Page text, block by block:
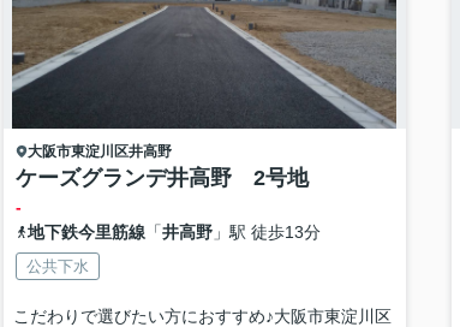
大阪市東淀川区井高野
ケーズグランデ井高野 2号地
-
地下鉄今里筋線「井高野」駅 徒歩13分
公共下水
こだわりで選びたい方におすすめ♪大阪市東淀川区